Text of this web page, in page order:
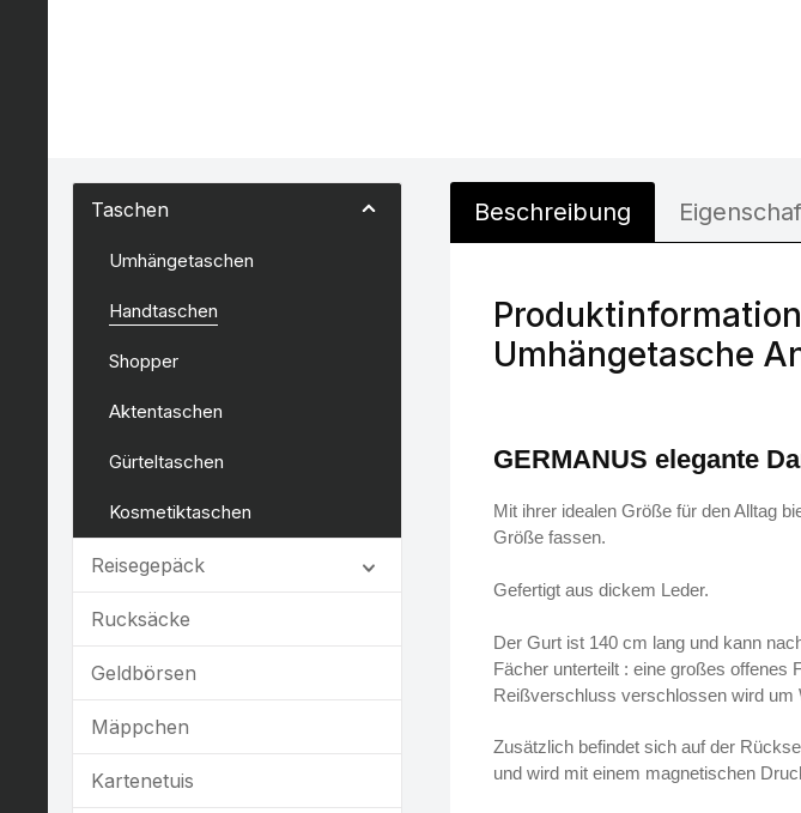
Taschen
Umhängetaschen
Handtaschen
Shopper
Aktentaschen
Gürteltaschen
Kosmetiktaschen
Reisegepäck
Rucksäcke
Geldbörsen
Mäppchen
Kartenetuis
Beschreibung
Umhängetasche
GERMANUS elegante
Mit ihrer idealen Größe für den Alltag
Größe fassen.
Gefertigt aus dickem Leder.
Der Gurt ist 140 cm lang und kann
Fächer unterteilt : eine großes offenes
Reißverschluss verschlossen wird
Zusätzlich befindet sich auf der
und wird mit einem magnetischen